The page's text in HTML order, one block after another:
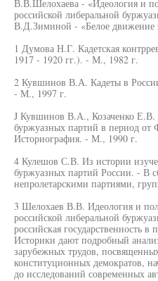
В.В.Шелохаева - «Идеология и
российской либеральной
В.Д.Зиминой - «Белое движение
1 Думова Н.Г. Кадетская
1917 - 1920 гг.). - М., 1982 г.
2 Кувшинов В.А. Кадеты в
- М., 1997 г.
J Кувшинов В.А., Козаченко Е.В.
буржуазных партий в период от
Историография. - М., 1990 г.
4 Кулешов С.В. Из истории
буржуазных партий России. - В
непролетарскими партиями,
3 Шелохаев В.В. Идеология и
российской либеральной
российская государственность
Историки дают подробный
зарубежных трудов,
конституционных демократов,
до исследований современных